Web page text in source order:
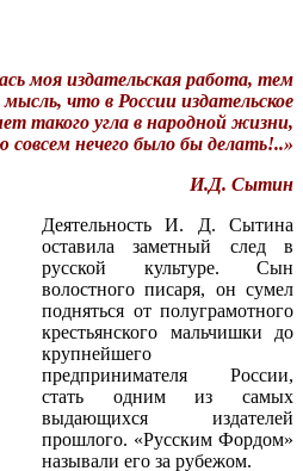
моя издательская работа, тем
что в России издательское
такого угла в народной жизни,
совсем нечего было бы делать!..»
И.Д. Сытин
Деятельность И. Д. Сытина
оставила заметный след в
русской культуре. Сын
волостного писаря, он сумел
подняться от полуграмотного
крестьянского мальчишки до
крупнейшего
предпринимателя России,
стать одним из самых
выдающихся издателей
прошлого. «Русским Фордом»
называли его за рубежом.